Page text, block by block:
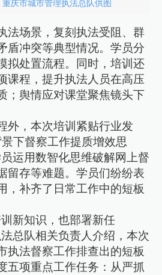
庆市城市管理执法总队供图
法场景，复刻执法受阻、群
盾冲突等典型情况。学员分
拟处置流程。同时，培训还
课程，提升执法人员在高压
；舆情应对课堂聚焦镜头下
外，本次培训紧贴行业发
下督察工作提质增效思
运用数智化思维破解网上督
留存等难题。学员们纷纷表
，补齐了日常工作中的短板
新知识，也部署新任
总队相关负责人介绍，本次
执法督察工作排查出的短板
五项重点工作任务：从严抓